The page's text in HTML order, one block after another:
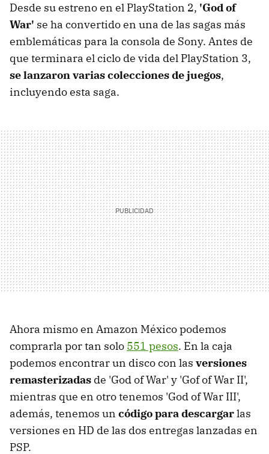
Desde su estreno en el PlayStation 2, 'God of
War' se ha convertido en una de las sagas más
emblemáticas para la consola de Sony. Antes de
que terminara el ciclo de vida del PlayStation 3,
se lanzaron varias colecciones de juegos,
incluyendo esta saga.
Ahora mismo en Amazon México podemos
comprarla por tan solo 551 pesos. En la caja
podemos encontrar un disco con las versiones
remasterizadas de 'God of War' y 'Gof of War II',
mientras que en otro tenemos 'God of War III',
además, tenemos un código para descargarlas
versiones en HD de las dos entregas lanzadas en
PSP.